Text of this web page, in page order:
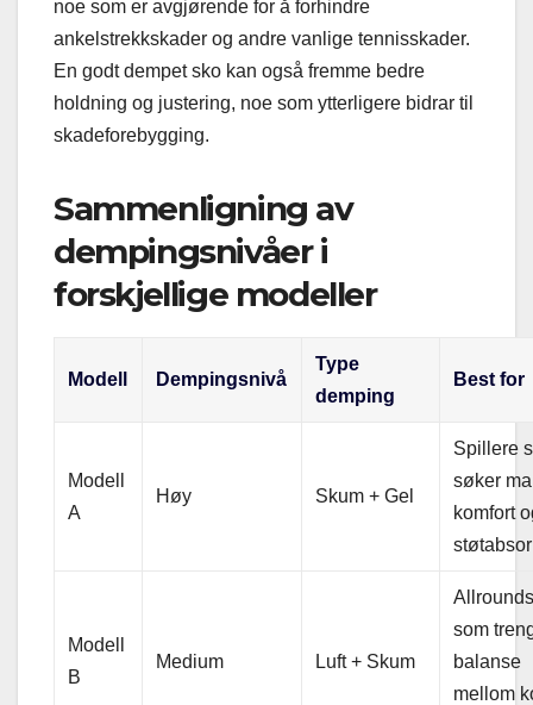
noe som er avgjørende for å forhindre
ankelstrekkskader og andre vanlige tennisskader.
En godt dempet sko kan også fremme bedre
holdning og justering, noe som ytterligere bidrar til
skadeforebygging.
Sammenligning av
dempingsnivåer i
forskjellige modeller
Modell Dempingsnivå
Type
demping
Best for
Modell
A
Høy Skum + Gel
Spillere
søker
komfort
Modell
B
Medium Luft + Skum
som
balanse
mellom